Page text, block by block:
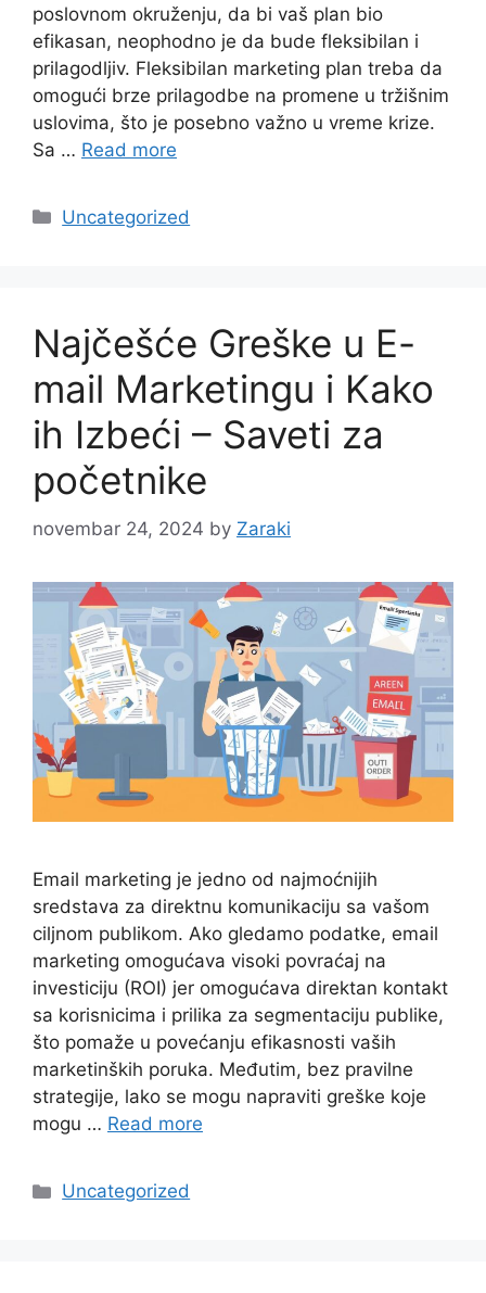
poslovnom okruženju, da bi vaš plan bio
efikasan, neophodno je da bude fleksibilan i
prilagodljiv. Fleksibilan marketing plan treba da
omogući brze prilagodbe na promene u tržišnim
uslovima, što je posebno važno u vreme krize.
Sa … Read more
Categories
Uncategorized
Najčešće Greške u E-
mail Marketingu i Kako
ih Izbeći – Saveti za
početnike
novembar 24, 2024 by Zaraki
Email marketing je jedno od najmoćnijih
sredstava za direktnu komunikaciju sa vašom
ciljnom publikom. Ako gledamo podatke, email
marketing omogućava visoki povraćaj na
investiciju (ROI) jer omogućava direktan kontakt
sa korisnicima i prilika za segmentaciju publike,
što pomaže u povećanju efikasnosti vaših
marketinških poruka. Međutim, bez pravilne
strategije, lako se mogu napraviti greške koje
mogu … Read more
Categories
Uncategorized